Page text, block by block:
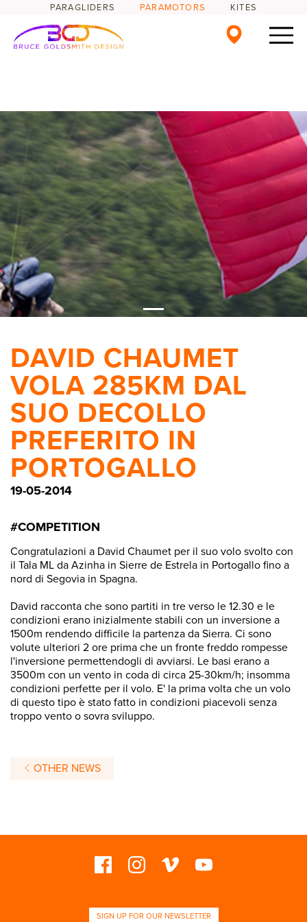
PARAGLIDERS PARAMOTORS KITES
DAVID CHAUMET
VOLA 285KM DAL
SUO DECOLLO
PREFERITO IN
PORTOGALLO
19-05-2014
#COMPETITION
Congratulazioni a David Chaumet per il suo volo svolto con
il Tala ML da Azinha in Sierre de Estrela in Portogallo fino a
nord di Segovia in Spagna.
David racconta che sono partiti in tre verso le 12.30 e le
condizioni erano inizialmente stabili con un inversione a
1500m rendendo difficile la partenza da Sierra. Ci sono
volute ulteriori 2 ore prima che un fronte freddo rompesse
l'inversione permettendogli di avviarsi. Le basi erano a
3500m con un vento in coda di circa 25-30km/h; insomma
condizioni perfette per il volo. E' la prima volta che un volo
di questo tipo è stato fatto in condizioni piacevoli senza
troppo vento o sovra sviluppo.
OTHER NEWS
SIGN UP FOR OUR NEWSLETTER